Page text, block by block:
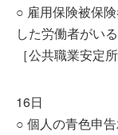
○ 雇用保険被保
した労働者がい
［公共職業安定所
16日
○ 個人の青色申